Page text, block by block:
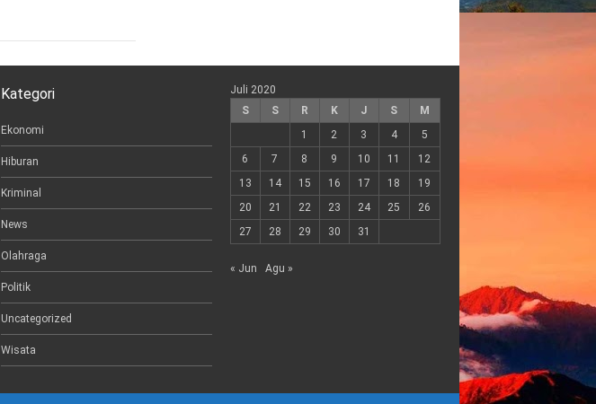
Kategori
Ekonomi
Hiburan
Kriminal
News
Olahraga
Politik
Uncategorized
Wisata
Juli 2020
S
S R K J S
M
1
2 3 4
5
6
7 8 9 10 11
12
13
14 15 16 17 18
19
20
21 22 23 24 25
26
27
28 29 30 31
« Jun Agu »